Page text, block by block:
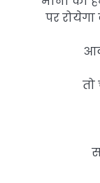
पर
तो